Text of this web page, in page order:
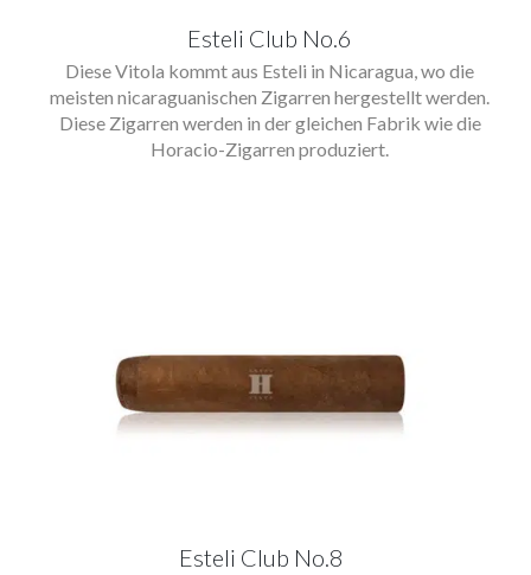
Esteli Club No.6
Diese Vitola kommt aus Esteli in Nicaragua, wo die
meisten nicaraguanischen Zigarren hergestellt werden.
Diese Zigarren werden in der gleichen Fabrik wie die
Horacio-Zigarren produziert.
Esteli Club No.8